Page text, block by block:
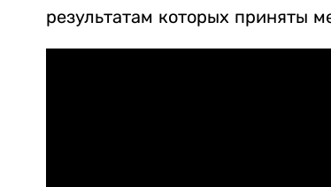
результатам которых приняты